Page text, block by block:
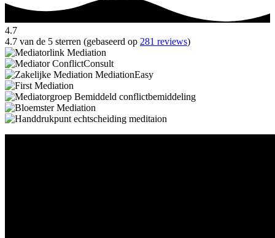
4.7
4.7 van de 5 sterren (gebaseerd op 281 reviews)